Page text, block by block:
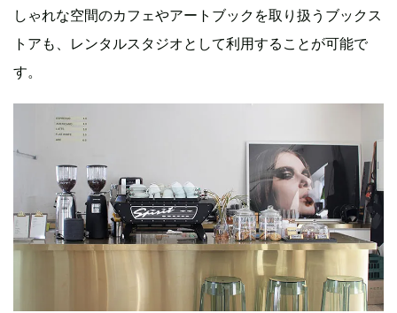
しゃれな空間のカフェやアートブックを取り扱うブックス
トアも、レンタルスタジオとして利用することが可能で
す。